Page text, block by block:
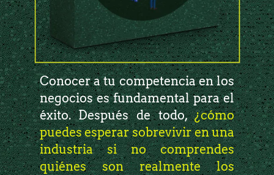
Conocer a tu competencia en los
negocios es fundamental para el
éxito. Después de todo,¿cómo
puedes esperar sobrevivir en una
industria si no comprendes
quiénes son realmente los